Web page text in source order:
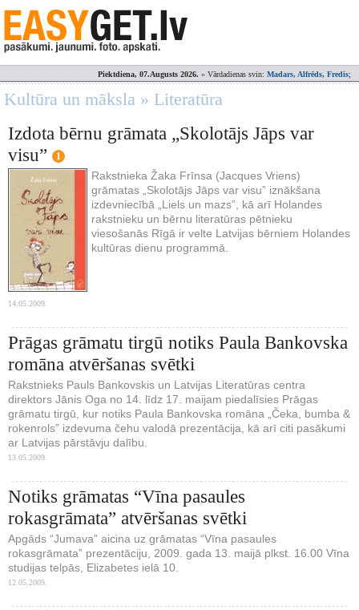
Piektdiena, 07.Augusts 2026. » Vārdadienas svin: Madars, Alfrēds, Fredis;
Kultūra un māksla » Literatūra
Izdota bērnu grāmata „Skolotājs Jāps var
visu”
1
Rakstnieka Žaka Frīnsa (Jacques Vriens)
grāmatas „Skolotājs Jāps var visu” iznākšana
izdevniecībā „Liels un mazs”, kā arī Holandes
rakstnieku un bērnu literatūras pētnieku
viesošanās Rīgā ir velte Latvijas bērniem Holandes
kultūras dienu programmā.
14.05.2009.
Prāgas grāmatu tirgū notiks Paula Bankovska
romāna atvēršanas svētki
Rakstnieks Pauls Bankovskis un Latvijas Literatūras centra
direktors Jānis Oga no 14. līdz 17. maijam piedalīsies Prāgas
grāmatu tirgū, kur notiks Paula Bankovska romāna „Čeka, bumba &
rokenrols” izdevuma čehu valodā prezentācija, kā arī citi pasākumi
ar Latvijas pārstāvju dalību.
13.05.2009.
Notiks grāmatas “Vīna pasaules
rokasgrāmata” atvēršanas svētki
Apgāds “Jumava” aicina uz grāmatas “Vīna pasaules
rokasgrāmata” prezentāciju, 2009. gada 13. maijā plkst. 16.00 Vīna
studijas telpās, Elizabetes ielā 10.
12.05.2009.